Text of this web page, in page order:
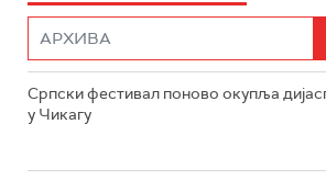
Српски фестивал поново окупља
у Чикагу